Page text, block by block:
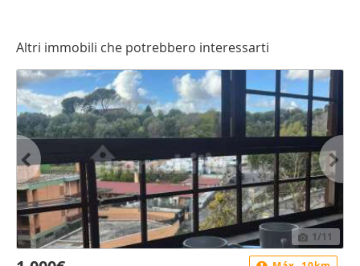
Altri immobili che potrebbero interessarti
1/11